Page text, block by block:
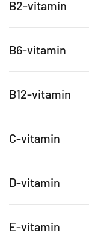
B2-vitamin
B6-vitamin
B12-vitamin
C-vitamin
D-vitamin
E-vitamin